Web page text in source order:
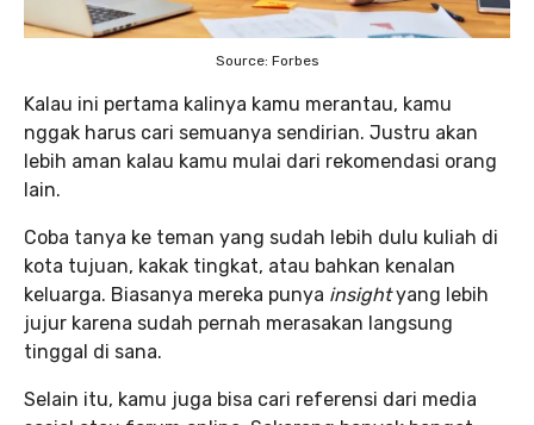
Source: Forbes
Kalau ini pertama kalinya kamu merantau, kamu
nggak harus cari semuanya sendirian. Justru akan
lebih aman kalau kamu mulai dari rekomendasi orang
lain.
Coba tanya ke teman yang sudah lebih dulu kuliah di
kota tujuan, kakak tingkat, atau bahkan kenalan
keluarga. Biasanya mereka punya insightyang lebih
jujur karena sudah pernah merasakan langsung
tinggal di sana.
Selain itu, kamu juga bisa cari referensi dari media